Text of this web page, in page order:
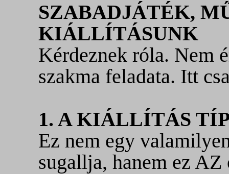
SZABADJÁTÉK,
KIÁLLÍTÁSUNK
Kérdeznek róla. Nem
szakma feladata. Itt
1. A KIÁLLÍTÁS
Ez nem egy
sugallja, hanem ez